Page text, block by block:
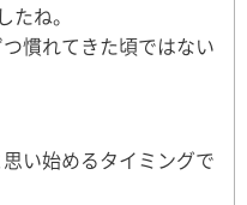
ね。
慣れてきた頃ではない
い始めるタイミングで